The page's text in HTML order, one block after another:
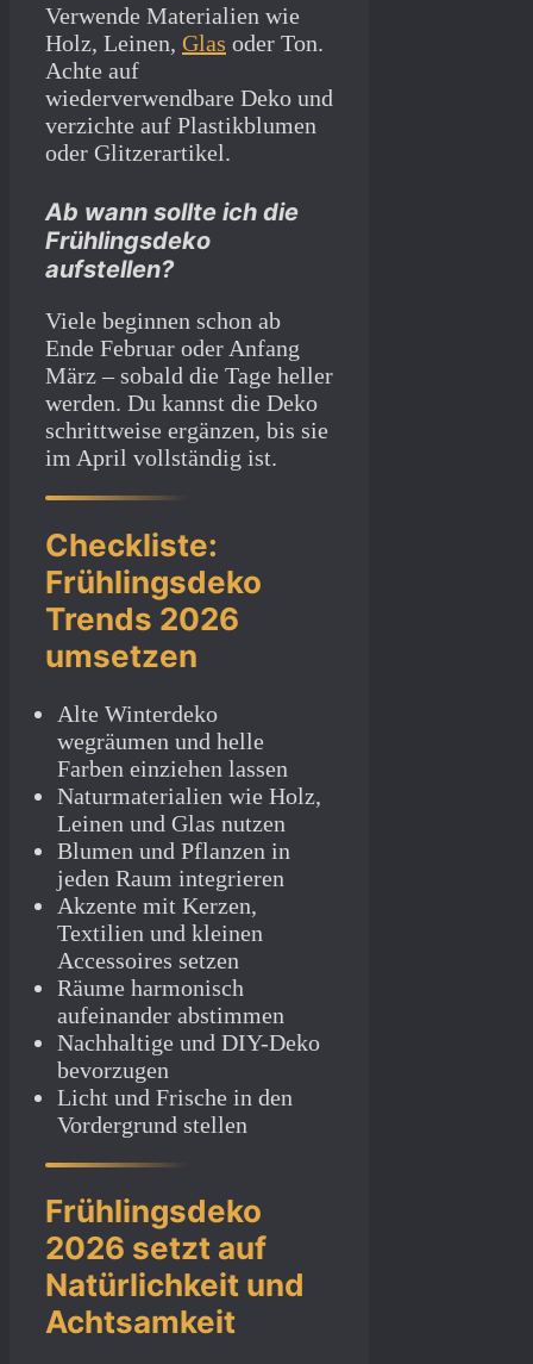
Verwende Materialien wie
Holz, Leinen, Glas oder Ton.
Achte auf
wiederverwendbare Deko und
verzichte auf Plastikblumen
oder Glitzerartikel.
Ab wann sollte ich die
Frühlingsdeko
aufstellen?
Viele beginnen schon ab
Ende Februar oder Anfang
März – sobald die Tage heller
werden. Du kannst die Deko
schrittweise ergänzen, bis sie
im April vollständig ist.
Checkliste:
Frühlingsdeko
Trends 2026
umsetzen
Alte Winterdeko
wegräumen und helle
Farben einziehen lassen
Naturmaterialien wie Holz,
Leinen und Glas nutzen
Blumen und Pflanzen in
jeden Raum integrieren
Akzente mit Kerzen,
Textilien und kleinen
Accessoires setzen
Räume harmonisch
aufeinander abstimmen
Nachhaltige und DIY-Deko
bevorzugen
Licht und Frische in den
Vordergrund stellen
Frühlingsdeko
2026 setzt auf
Natürlichkeit und
Achtsamkeit